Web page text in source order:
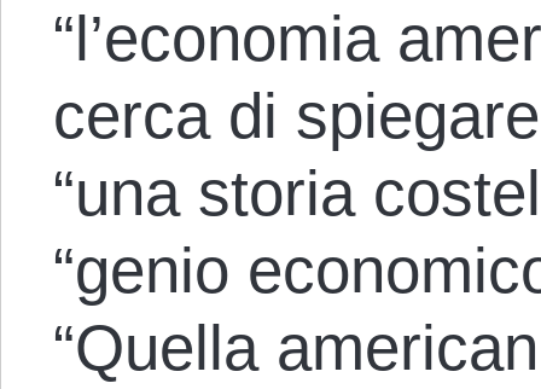
“l’economia
cerca di
“una storia
“genio
“Quella